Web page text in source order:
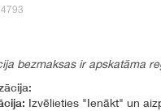
bezmaksas ir apskatāma
Izvēlieties "Ienākt" un